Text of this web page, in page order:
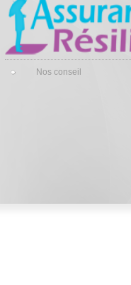
Nos conseil